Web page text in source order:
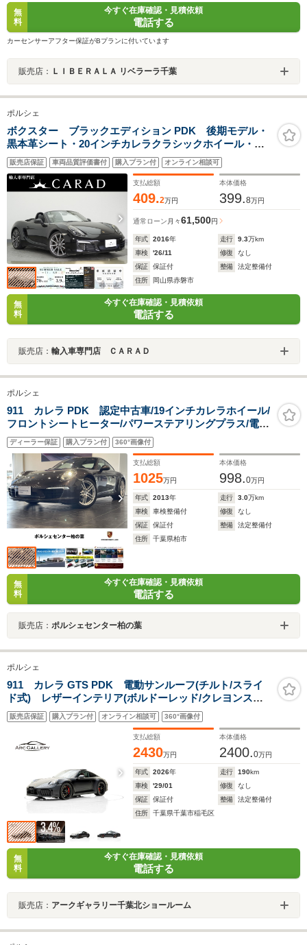
無
料
今すぐ在庫確認・見積依頼
電話する
カーセンサーアフター保証がBプランに付いています
販売店： ＬＩＢＥＲＡＬＡ リベラーラ千葉
ポルシェ
ボクスター ブラックエディション PDK 後期モデル・
黒本革シート・20インチカレラクラシックホイール・シ
ートヒーター・オートライト・HID・電動格納ミラー・可
変リヤウイング・パドルシフト・フルセグTV・BOSEサ
ウンド・ソナーセンサー
販売店保証 車両品質評価書付 購入プラン付 オンライン相談可
支払総額
409.2万円
本体価格
399.8万円
通常ローン 月々61,500円
年式 2016年 走行 9.3万km
車検
'26/11 修復
なし
保証
保証付 整備
法定整備付
住所
岡山県赤磐市
無
料
今すぐ在庫確認・見積依頼
電話する
販売店： 輸入車専門店 ＣＡＲＡＤ
ポルシェ
911 カレラ PDK 認定中古車/19インチカレラホイール/
フロントシートヒーター/パワーステアリングプラス/電動
可倒式ドアミラー/電動スポーツシート/自動防眩ミラー
ディーラー保証 購入プラン付 360°画像付
支払総額
1025万円
本体価格
998.0万円
年式 2013年 走行 3.0万km
車検
車検整備付 修復
なし
保証
保証付 整備
法定整備付
住所
千葉県柏市
無
料
今すぐ在庫確認・見積依頼
電話する
販売店： ポルシェセンター柏の葉
ポルシェ
911 カレラ GTS PDK 電動サンルーフ(チルト/スライ
ド式) レザーインテリア(ボルドーレッド/クレヨンステ
ッチ) プライバシーガラス 20/21インチCarreraGTSホ
イール(サテンブラック塗装) アダプティブクルーズコン
販売店保証 購入プラン付 オンライン相談可 360°画像付
支払総額
2430万円
本体価格
2400.0万円
年式 2026年 走行 190km
車検
'29/01 修復
なし
保証
保証付 整備
法定整備付
住所
千葉県千葉市稲毛区
無
料
今すぐ在庫確認・見積依頼
電話する
販売店： アークギャラリー千葉北ショールーム